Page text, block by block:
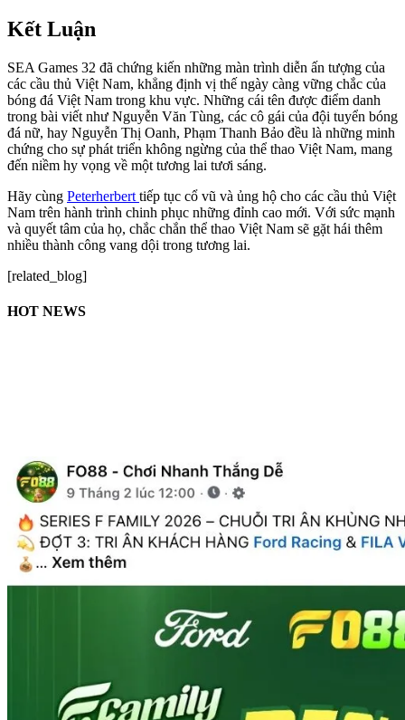
Kết Luận
SEA Games 32 đã chứng kiến những màn trình diễn ấn tượng của
các cầu thủ Việt Nam, khẳng định vị thế ngày càng vững chắc của
bóng đá Việt Nam trong khu vực. Những cái tên được điểm danh
trong bài viết như Nguyễn Văn Tùng, các cô gái của đội tuyển bóng
đá nữ, hay Nguyễn Thị Oanh, Phạm Thanh Bảo đều là những minh
chứng cho sự phát triển không ngừng của thể thao Việt Nam, mang
đến niềm hy vọng về một tương lai tươi sáng.
Hãy cùng Peterherbert tiếp tục cổ vũ và ủng hộ cho các cầu thủ Việt
Nam trên hành trình chinh phục những đỉnh cao mới. Với sức mạnh
và quyết tâm của họ, chắc chắn thể thao Việt Nam sẽ gặt hái thêm
nhiều thành công vang dội trong tương lai.
[related_blog]
HOT NEWS